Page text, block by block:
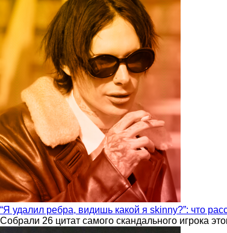
“Я удалил ребра, видишь какой я skinny?”: что
Собрали 26 цитат самого скандального игрока